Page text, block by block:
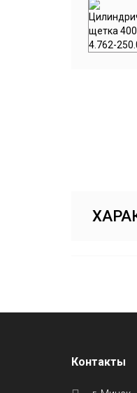
Контакты